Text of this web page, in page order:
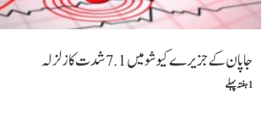
جاپان کے جزیرے کیوشو میں 7.1 شدت کا زلزلہ
1 ہفتہ پہلے